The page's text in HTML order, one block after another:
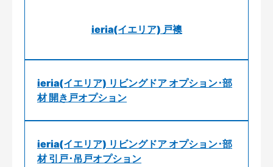
ieria(イエリア) 戸襖
ieria(イエリア) リビングドア オプション･部
材 開き戸オプション
ieria(イエリア) リビングドア オプション･部
材 引戸･吊戸オプション